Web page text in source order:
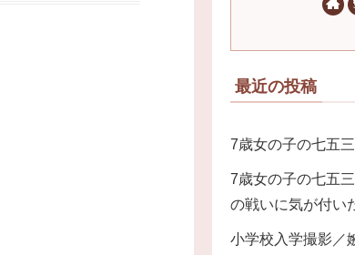
最近の投稿
7歳女の子の七五
7歳女の子の七五
の戦いに気が付い
小学校入学撮影／